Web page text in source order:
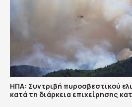
ΗΠΑ: Συντριβή πυροσβεστικού
κατά τη διάρκεια επιχείρησης